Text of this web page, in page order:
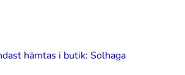
hämtas i butik: Solhaga